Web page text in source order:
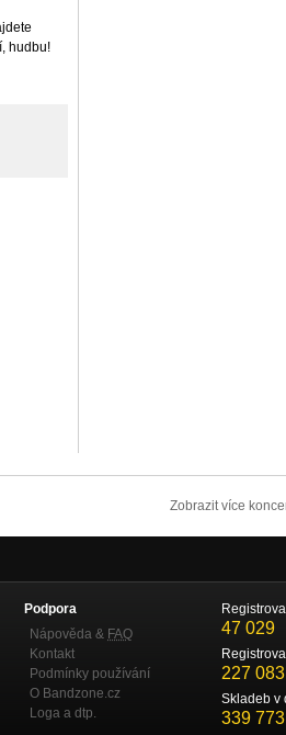
hudbu!
Zobrazit více
Podpora
Nápověda & FAQ
Kontakt
Podmínky používání
O Bandzone.cz
Loga a dtp.
47 029
227 083
Skladeb v
339 773